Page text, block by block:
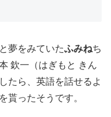
夢をみていたふみねち
欽一（はぎもと きん
たら、英語を話せるよ
貰ったそうです。